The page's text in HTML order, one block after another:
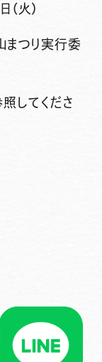
火）
つり実行委
してくださ